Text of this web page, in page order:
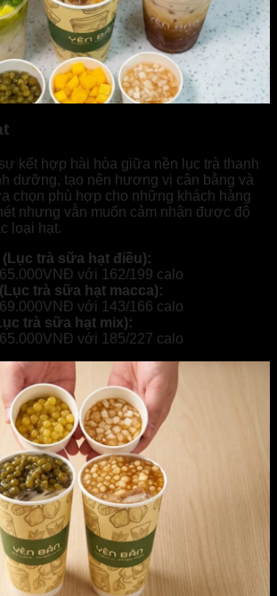
kết hợp hài hòa giữa nền lục trà thanh
dưỡng, tạo nên hương vị cân bằng và
chọn phù hợp cho những khách hàng
nhưng vẫn muốn cảm nhận được độ
loại hạt.
trà sữa hạt điều):
với 162/199 calo
trà sữa hạt macca):
với 143/166 calo
trà sữa hạt mix):
với 185/227 calo